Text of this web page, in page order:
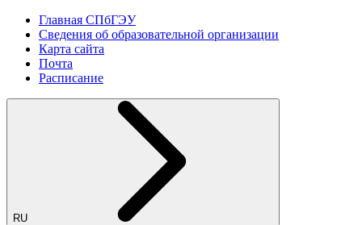
Главная СПбГЭУ
Сведения об образовательной организации
Карта сайта
Почта
Расписание
RU